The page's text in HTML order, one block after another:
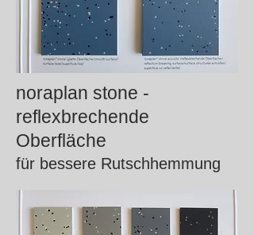
noraplan stone -
reflexbrechende
Oberfläche
für bessere Rutschhemmung